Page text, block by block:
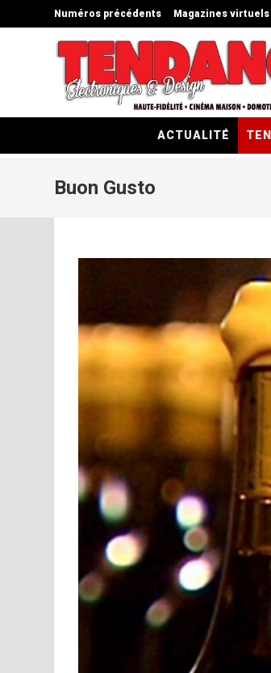
Numéros précédents Magazines virtuels
ACTUALITÉ
Buon Gusto